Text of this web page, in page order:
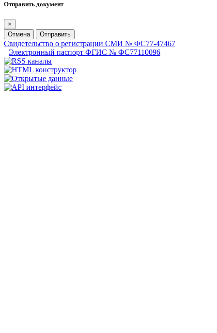
Отправить документ
×
Отмена
Отправить
Свидетельство о регистрации СМИ № ФС77-47467
Электронный паспорт ФГИС № ФС77110096